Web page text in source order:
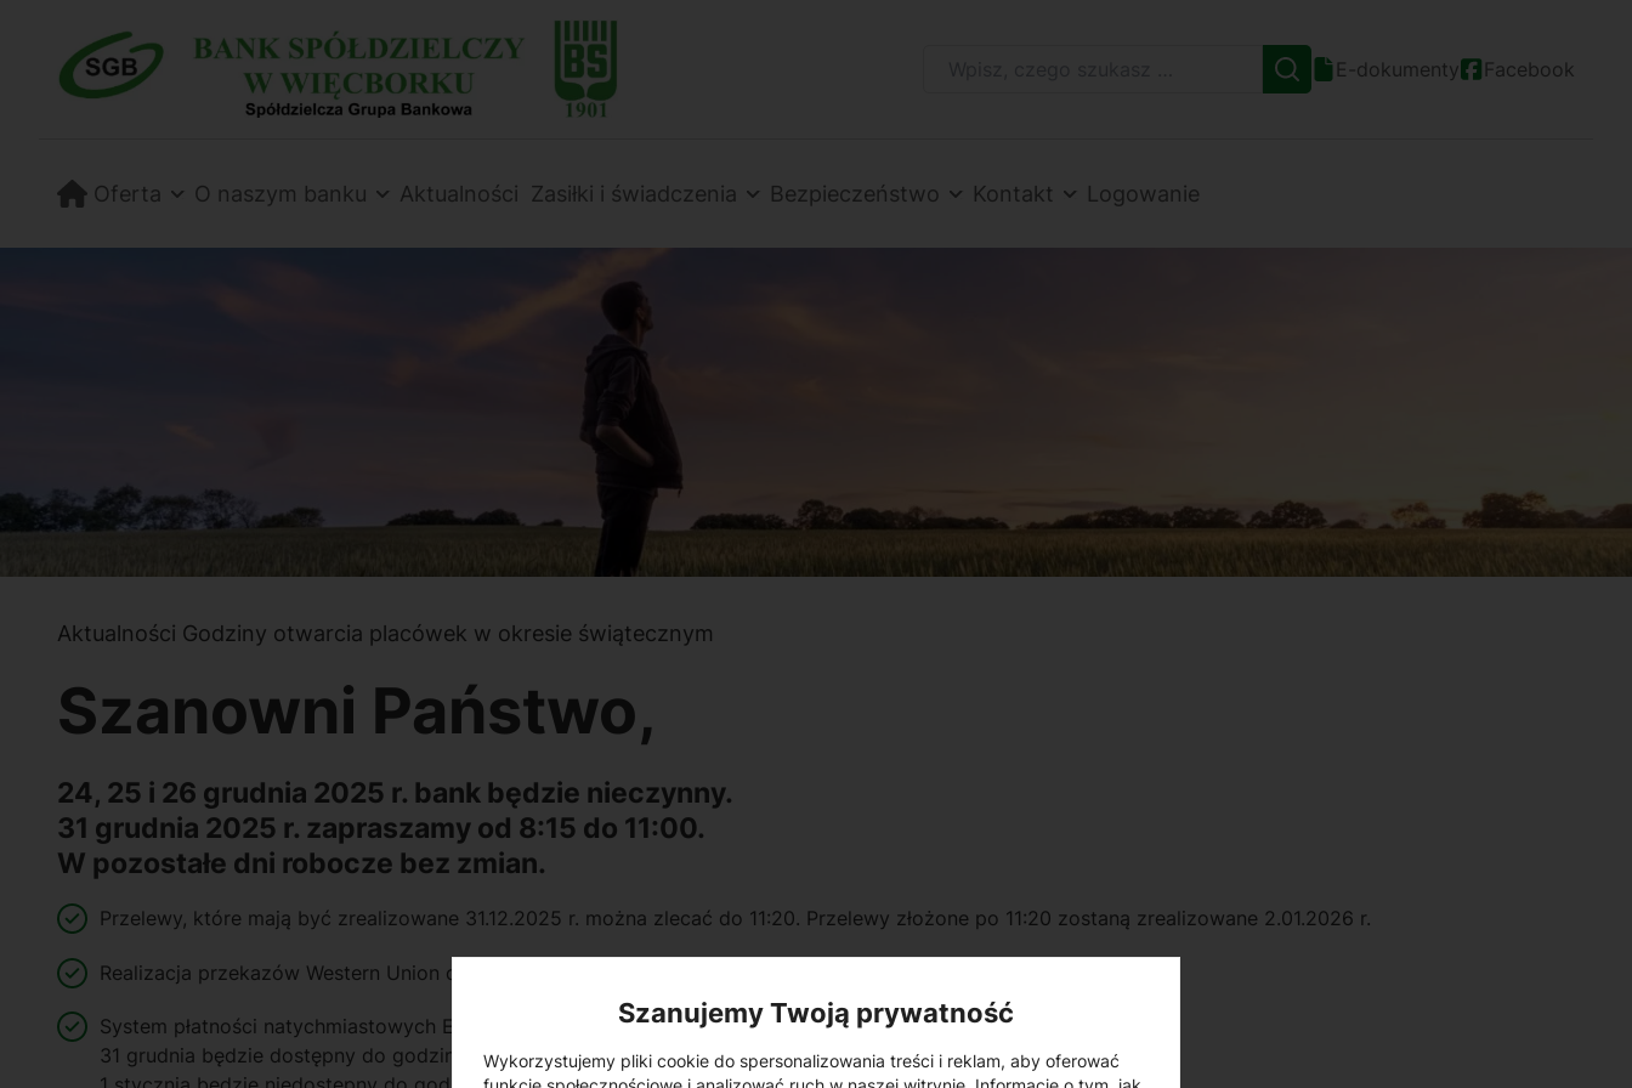
ustawień
treści
E-dokumenty Facebook
Oferta O naszym banku Aktualności Zasiłki i świadczenia Bezpieczeństwo Kontakt Logowanie
Aktualności Godziny otwarcia placówek w okresie świątecznym
Szanowni Państwo,
24, 25 i 26 grudnia 2025 r. bank będzie nieczynny.
31 grudnia 2025 r. zapraszamy od 8:15 do 11:00.
W pozostałe dni robocze bez zmian.
Przelewy, które mają być zrealizowane 31.12.2025 r. można zlecać do 11:20. Przelewy złożone po 11:20 zostaną zrealizowane 2.01.2026 r.
Realizacja przekazów Western Union odbywać się będzie 31.12.2025 r. do 10:45.
System płatności natychmiastowych Express Elixir:
31 grudnia będzie dostępny do godziny 19:00,
Szanujemy Twoją prywatność
Wykorzystujemy pliki cookie do spersonalizowania treści i reklam, aby oferować